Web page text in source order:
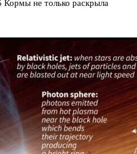
Кормы не только раскрыла